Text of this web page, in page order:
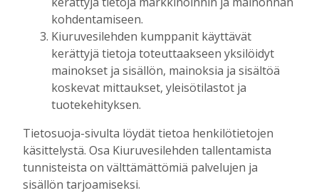
UUSIMMAT
MIELIPIDE 7.8. 12:26
Terveisiä eduskuntaan
HYVINVOINTIALUE 7.8. 12:00
Kiuruvedelle ja Iisalmeen
ostopalvelulääkäri – tarkoituksena on
kohdentamiseen.
Kiuruvesilehden kumppanit käyttävät
kerättyjä tietoja toteuttaakseen yksilöidyt
mainokset ja sisällön, mainoksia ja sisältöä
koskevat mittaukset, yleisötilastot ja
tuotekehityksen.
Tietosuoja-sivulta löydät tietoa henkilötietojen
käsittelystä. Osa Kiuruvesilehden tallentamista
tunnisteista on välttämättömiä palvelujen ja
sisällön tarjoamiseksi.